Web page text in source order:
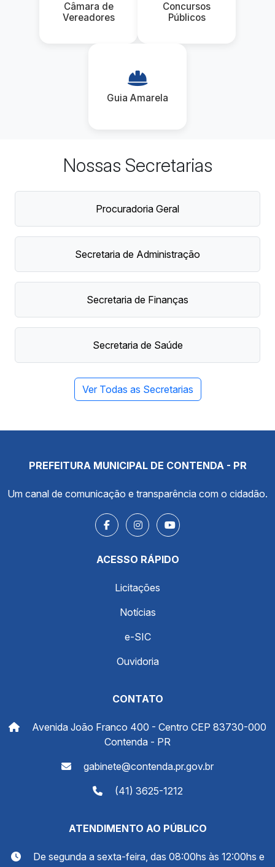
Câmara de
Vereadores
Concursos
Públicos
Guia Amarela
Nossas Secretarias
Procuradoria Geral
Secretaria de Administração
Secretaria de Finanças
Secretaria de Saúde
Ver Todas as Secretarias
PREFEITURA MUNICIPAL DE CONTENDA - PR
Um canal de comunicação e transparência com o cidadão.
ACESSO RÁPIDO
Licitações
Notícias
e-SIC
Ouvidoria
CONTATO
Avenida João Franco 400 - Centro CEP 83730-000
Contenda - PR
gabinete@contenda.pr.gov.br
(41) 3625-1212
ATENDIMENTO AO PÚBLICO
De segunda a sexta-feira, das 08:00hs às 12:00hs e